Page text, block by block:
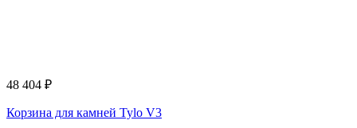
48 404 ₽
Корзина для камней Tylo V3